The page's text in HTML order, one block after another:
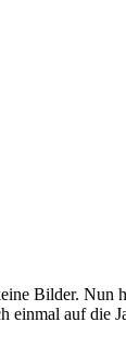
Bilder.
einmal auf die